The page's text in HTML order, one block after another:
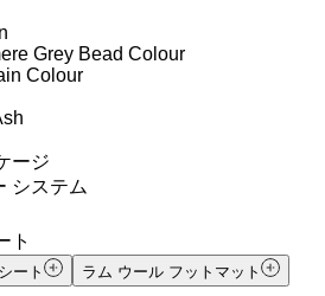
Grey Bead Colour
Colour
ージ
システム
ト
ート ラム ウール フットマット